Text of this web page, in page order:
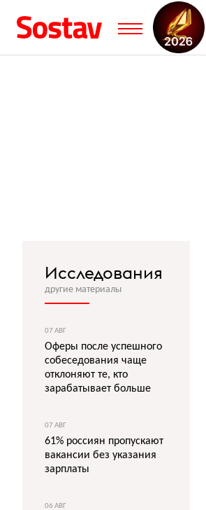
Исследования
другие материалы
07 АВГ
Оферы после успешного
собеседования чаще
отклоняют те, кто
зарабатывает больше
07 АВГ
61% россиян пропускают
вакансии без указания
зарплаты
06 АВГ